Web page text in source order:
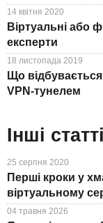
14 квітня 2020
Віртуальні або
експерти
18 листопада 2019
Що
VPN-тунелем
Інші статті
25 серпня 2020
Перші кроки у
віртуальному
04 травня 2026